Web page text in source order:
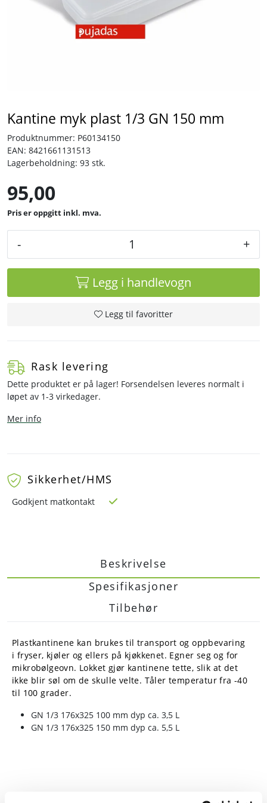
Kantine myk plast 1/3 GN 150 mm
Produktnummer: P60134150
EAN: 8421661131513
Lagerbeholdning: 93 stk.
95,00
inkl. mva.
- +
Legg i handlevogn
Legg til favoritter
Beskrivelse
Spesifikasjoner
Tilbehør
Plastkantinene kan brukes til transport og oppbevaring
i fryser, kjøler og ellers på kjøkkenet. Egner seg og for
mikrobølgeovn. Lokket gjør kantinene tette, slik at det
ikke blir søl om de skulle velte. Tåler temperatur fra -40
til 100 grader.
GN 1/3 176x325 100 mm dyp ca. 3,5 L
GN 1/3 176x325 150 mm dyp ca. 5,5 L
Rask levering
Dette produktet er på lager! Forsendelsen leveres normalt i
løpet av 1-3 virkedager.
Mer info
Sikkerhet/HMS
Godkjent matkontakt